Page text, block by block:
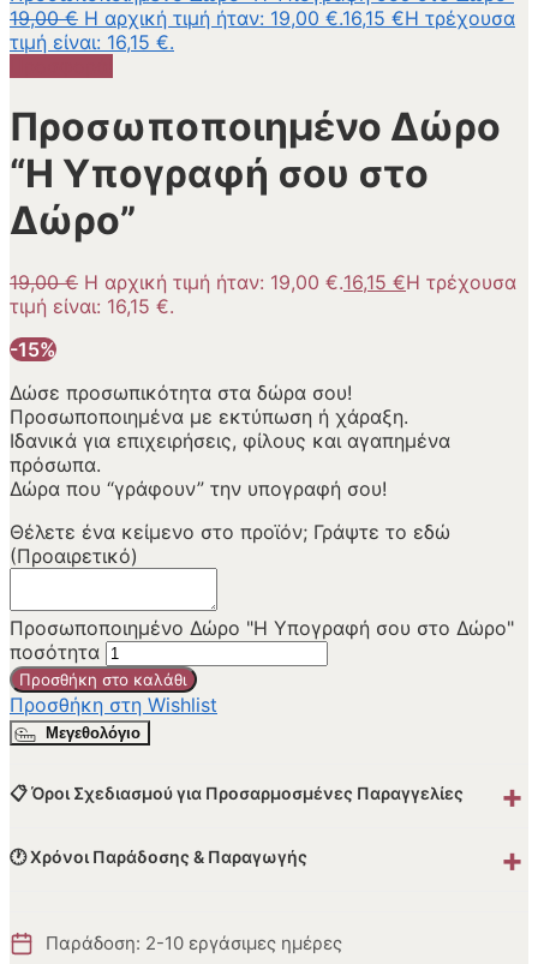
19,00€ Η αρχική τιμή ήταν: 19,00 €.16,15 €Η τρέχουσα
τιμή είναι: 16,15 €.
Προσωποποιημένο Δώρο
“Η Υπογραφή σου στο
Δώρο”
19,00€ Η αρχική τιμή ήταν: 19,00 €.16,15 €Η τρέχουσα
τιμή είναι: 16,15 €.
-15%
Δώσε προσωπικότητα στα δώρα σου!
Προσωποποιημένα με εκτύπωση ή χάραξη.
Ιδανικά για επιχειρήσεις, φίλους και αγαπημένα
πρόσωπα.
Δώρα που “γράφουν” την υπογραφή σου!
Θέλετε ένα κείμενο στο προϊόν; Γράψτε το εδώ
(Προαιρετικό)
Προσωποποιημένο Δώρο "Η Υπογραφή σου στο Δώρο"
ποσότητα
Προσθήκη στο καλάθι
Προσθήκη στη Wishlist
Μεγεθολόγιο
📋 Όροι Σχεδιασμού για Προσαρμοσμένες Παραγγελίες +
🕐 Χρόνοι Παράδοσης & Παραγωγής +
Παράδοση: 2-10 εργάσιμες ημέρες